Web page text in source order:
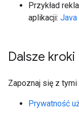
Przykład
aplikacji: Java
Dalsze kroki
Zapoznaj się z tymi
Prywatność